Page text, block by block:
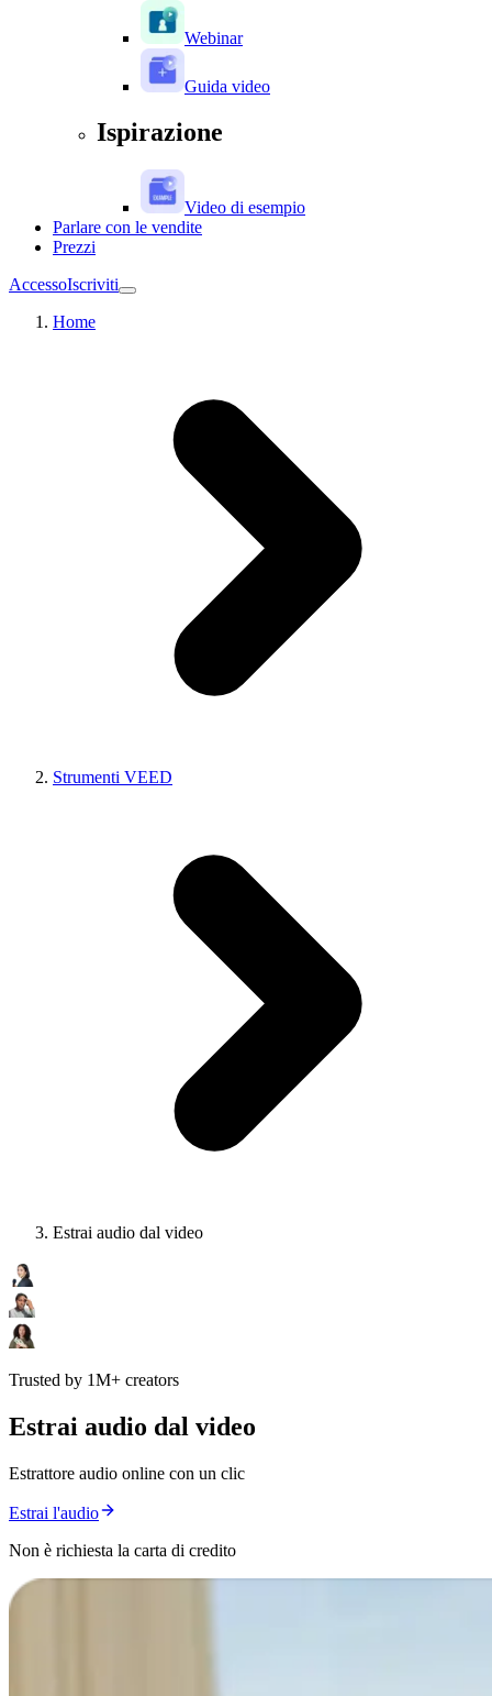
Webinar
Guida video
Ispirazione
Video di esempio
Parlare con le vendite
Prezzi
AccessoIscriviti
Home
Strumenti VEED
Estrai audio dal video
Trusted by 1M+ creators
Estrai audio dal video
Estrattore audio online con un clic
Estrai l'audio
Non è richiesta la carta di credito